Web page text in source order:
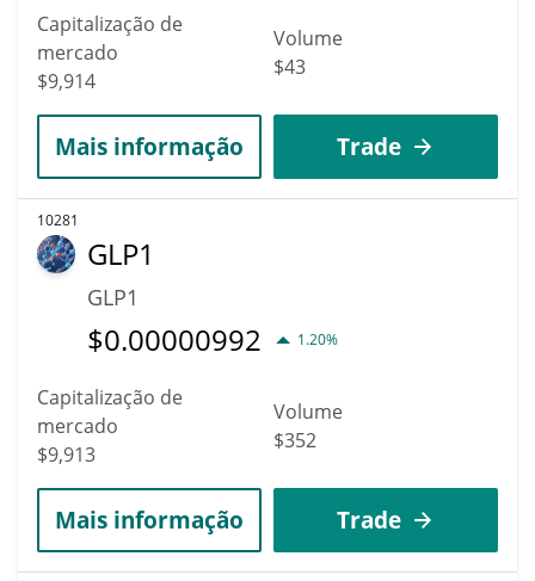
Capitalização de
mercado
$9,914
Volume
$43
Mais informação Trade
10281
GLP1
GLP1
$0.00000992 1.20%
Capitalização de
mercado
$9,913
Volume
$352
Mais informação Trade